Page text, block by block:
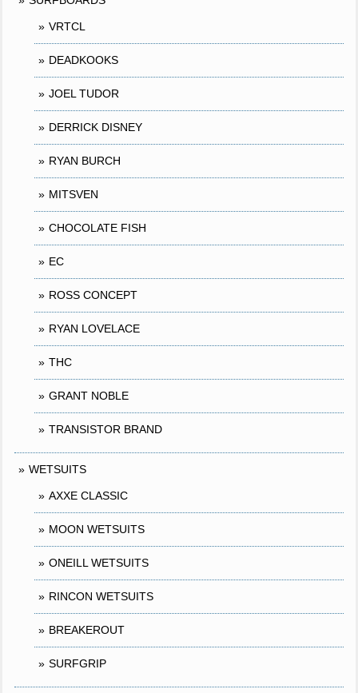
VRTCL
DEADKOOKS
JOEL TUDOR
DERRICK DISNEY
RYAN BURCH
MITSVEN
CHOCOLATE FISH
EC
ROSS CONCEPT
RYAN LOVELACE
THC
GRANT NOBLE
TRANSISTOR BRAND
WETSUITS
AXXE CLASSIC
MOON WETSUITS
ONEILL WETSUITS
RINCON WETSUITS
BREAKEROUT
SURFGRIP